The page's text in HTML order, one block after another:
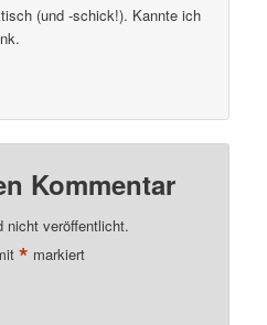
(und -schick!). Kannte ich
Kommentar
nicht veröffentlicht.
* markiert